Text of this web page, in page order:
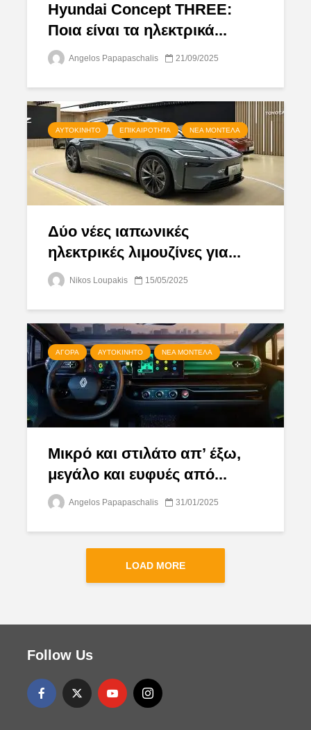
Hyundai Concept THREE:
Ποια είναι τα ηλεκτρικά...
Angelos Papapaschalis 21/09/2025
ΑΥΤΟΚΊΝΗΤΟ ΕΠΙΚΑΙΡΌΤΗΤΑ ΝΈΑ ΜΟΝΤΈΛΑ
Δύο νέες ιαπωνικές
ηλεκτρικές λιμουζίνες για...
Nikos Loupakis 15/05/2025
ΑΓΟΡΆ ΑΥΤΟΚΊΝΗΤΟ ΝΈΑ ΜΟΝΤΈΛΑ
Μικρό και στιλάτο απ’ έξω,
μεγάλο και ευφυές από...
Angelos Papapaschalis 31/01/2025
LOAD MORE
Follow Us